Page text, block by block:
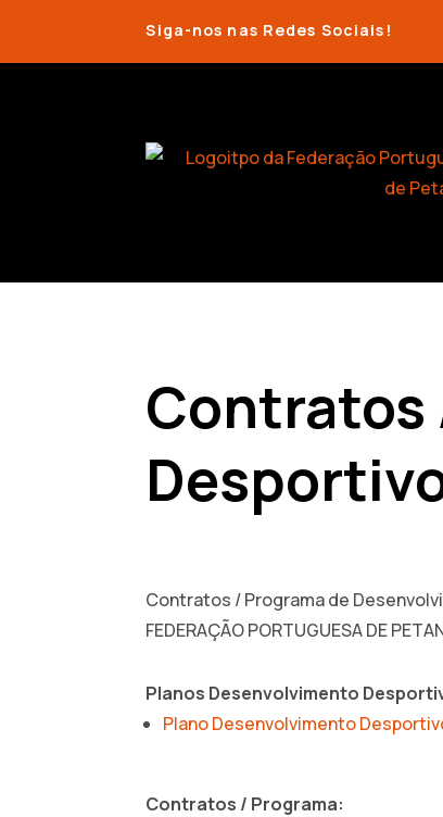
Siga-nos nas Redes Sociais!
Contratos
Contratos / Programa de
FEDERAÇÃO PORTUGUESA DE
Planos Desenvolvimento
Plano Desenvolvimento
Contratos / Programa: